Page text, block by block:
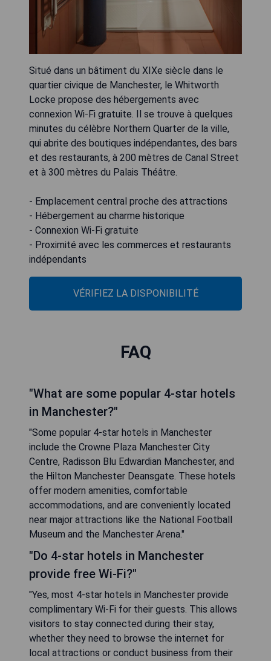
Situé dans un bâtiment du XIXe siècle dans le
quartier civique de Manchester, le Whitworth
Locke propose des hébergements avec
connexion Wi-Fi gratuite. Il se trouve à quelques
minutes du célèbre Northern Quarter de la ville,
qui abrite des boutiques indépendantes, des bars
et des restaurants, à 200 mètres de Canal Street
et à 300 mètres du Palais Théâtre.
- Emplacement central proche des attractions
- Hébergement au charme historique
- Connexion Wi-Fi gratuite
- Proximité avec les commerces et restaurants
indépendants
VÉRIFIEZ LA DISPONIBILITÉ
FAQ
"What are some popular 4-star hotels
in Manchester?"
"Some popular 4-star hotels in Manchester
include the Crowne Plaza Manchester City
Centre, Radisson Blu Edwardian Manchester, and
the Hilton Manchester Deansgate. These hotels
offer modern amenities, comfortable
accommodations, and are conveniently located
near major attractions like the National Football
Museum and the Manchester Arena."
"Do 4-star hotels in Manchester
provide free Wi-Fi?"
"Yes, most 4-star hotels in Manchester provide
complimentary Wi-Fi for their guests. This allows
visitors to stay connected during their stay,
whether they need to browse the internet for
local attractions or conduct business from their